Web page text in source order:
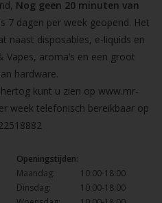
Nog geen 20 minuten van
7 dagen per week geopend. Het
naast disposables, e-liquids en
aroma’s en een groot
hardware.
kunt u zien op www.mr-
week telefonisch bereikbaar op
Openingstijden:
Maandag:
10:00-18:00
Dinsdag:
10:00-18:00